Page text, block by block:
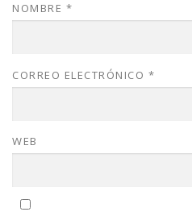
NOMBRE *
CORREO ELECTRÓNICO *
WEB